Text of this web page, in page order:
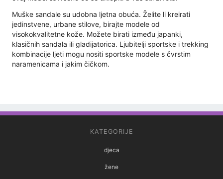
Muške sandale su udobna ljetna obuća. Želite li kreirati
jedinstvene, urbane stilove, birajte modele od
visokokvalitetne kože. Možete birati između japanki,
klasičnih sandala ili gladijatorica. Ljubitelji sportske i trekking
kombinacije ljeti mogu nositi sportske modele s čvrstim
naramenicama i jakim čičkom.
KATEGORIJE
djeca
žene